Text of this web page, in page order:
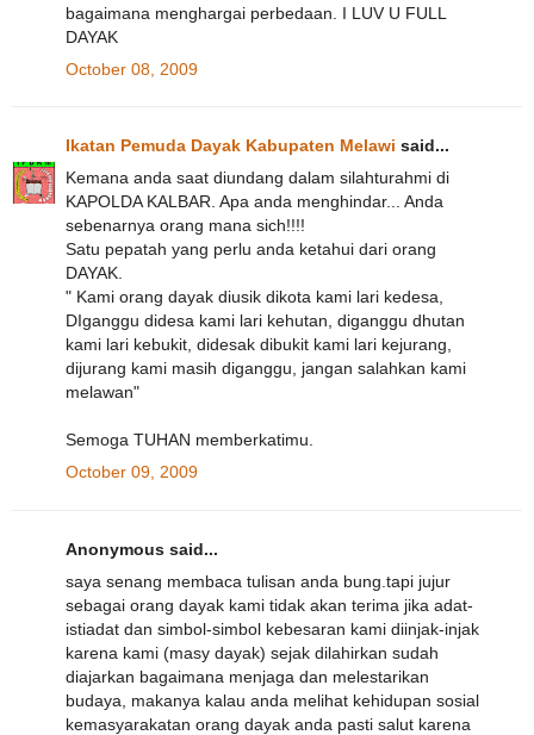
bagaimana menghargai perbedaan. I LUV U FULL
DAYAK
October 08, 2009
Ikatan Pemuda Dayak Kabupaten Melawi said...
Kemana anda saat diundang dalam silahturahmi di
KAPOLDA KALBAR. Apa anda menghindar... Anda
sebenarnya orang mana sich!!!!
Satu pepatah yang perlu anda ketahui dari orang
DAYAK.
" Kami orang dayak diusik dikota kami lari kedesa,
DIganggu didesa kami lari kehutan, diganggu dhutan
kami lari kebukit, didesak dibukit kami lari kejurang,
dijurang kami masih diganggu, jangan salahkan kami
melawan"
Semoga TUHAN memberkatimu.
October 09, 2009
Anonymous said...
saya senang membaca tulisan anda bung.tapi jujur
sebagai orang dayak kami tidak akan terima jika adat-
istiadat dan simbol-simbol kebesaran kami diinjak-injak
karena kami (masy dayak) sejak dilahirkan sudah
diajarkan bagaimana menjaga dan melestarikan
budaya, makanya kalau anda melihat kehidupan sosial
kemasyarakatan orang dayak anda pasti salut karena